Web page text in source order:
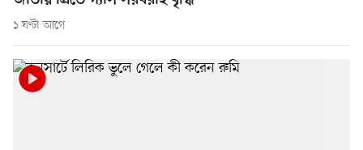
১ ঘণ্টা আগে